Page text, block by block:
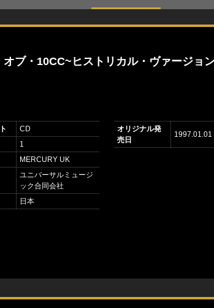
オブ・10CC~ヒストリカル・ヴァージョ
CD
1
MERCURY UK
ユニバーサルミュージ
ック合同会社
日本
オリジナル発
売日
1997.01.01